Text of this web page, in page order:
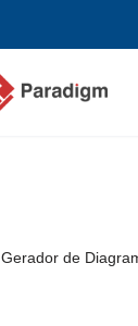
Gerador de